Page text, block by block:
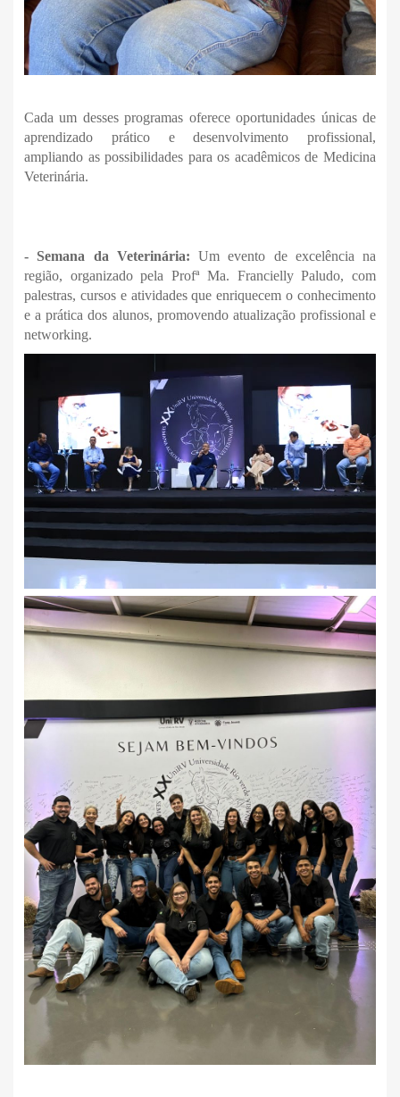
Cada um desses programas oferece oportunidades únicas de
aprendizado prático e desenvolvimento profissional,
ampliando as possibilidades para os acadêmicos de Medicina
Veterinária.
- Semana da Veterinária: Um evento de excelência na
região, organizado pela Profª Ma. Francielly Paludo, com
palestras, cursos e atividades que enriquecem o conhecimento
e a prática dos alunos, promovendo atualização profissional e
networking.